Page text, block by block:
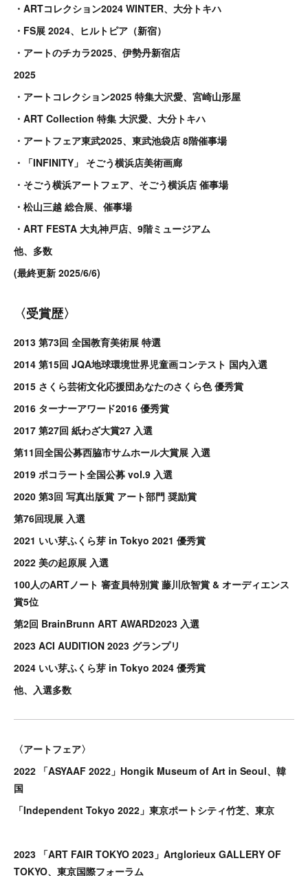
・ARTコレクション2024 WINTER、大分トキハ
・FS展 2024、ヒルトピア（新宿）
・アートのチカラ2025、伊勢丹新宿店
2025
・アートコレクション2025 特集大沢愛、宮崎山形屋
・ART Collection 特集 大沢愛、大分トキハ
・アートフェア東武2025、東武池袋店 8階催事場
・「INFINITY」 そごう横浜店美術画廊
・そごう横浜アートフェア、そごう横浜店 催事場
・松山三越 総合展、催事場
・ART FESTA 大丸神戸店、9階ミュージアム
他、多数
(最終更新 2025/6/6)
〈受賞歴〉
2013 第73回 全国教育美術展 特選
2014 第15回 JQA地球環境世界児童画コンテスト 国内入選
2015 さくら芸術文化応援団あなたのさくら色 優秀賞
2016 ターナーアワード2016 優秀賞
2017 第27回 紙わざ大賞27 入選
第11回全国公募西脇市サムホール大賞展 入選
2019 ポコラート全国公募 vol.9 入選
2020 第3回 写真出版賞 アート部門 奨励賞
第76回現展 入選
2021 いい芽ふくら芽 in Tokyo 2021 優秀賞
2022 美の起原展 入選
100人のARTノート 審査員特別賞 藤川欣智賞 & オーディエンス
賞5位
第2回 BrainBrunn ART AWARD2023 入選
2023 ACI AUDITION 2023 グランプリ
2024 いい芽ふくら芽 in Tokyo 2024 優秀賞
他、入選多数
〈アートフェア〉
2022 「ASYAAF 2022」Hongik Museum of Art in Seoul、韓
国
「Independent Tokyo 2022」東京ポートシティ竹芝、東京
2023 「ART FAIR TOKYO 2023」Artglorieux GALLERY OF
TOKYO、東京国際フォーラム